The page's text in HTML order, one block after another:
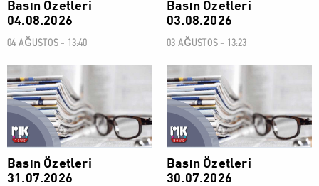
Basın Özetleri
04.08.2026
04 AĞUSTOS - 13:40
Basın Özetleri
03.08.2026
03 AĞUSTOS - 13:23
Basın Özetleri
31.07.2026
Basın Özetleri
30.07.2026